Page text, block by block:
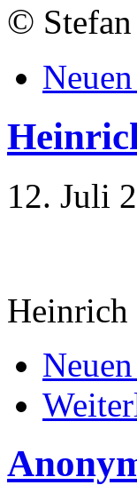
©
12. Juli
Heinrich